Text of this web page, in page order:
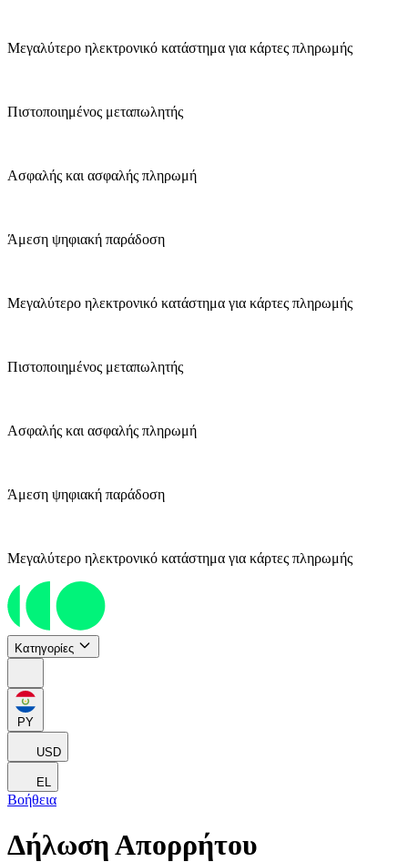
Μεγαλύτερο ηλεκτρονικό κατάστημα για κάρτες πληρωμής
Πιστοποιημένος μεταπωλητής
Ασφαλής και ασφαλής πληρωμή
Άμεση ψηφιακή παράδοση
Μεγαλύτερο ηλεκτρονικό κατάστημα για κάρτες πληρωμής
Πιστοποιημένος μεταπωλητής
Ασφαλής και ασφαλής πληρωμή
Άμεση ψηφιακή παράδοση
Μεγαλύτερο ηλεκτρονικό κατάστημα για κάρτες πληρωμής
Κατηγορίες
PY
USD
EL
Βοήθεια
Δήλωση Απορρήτου